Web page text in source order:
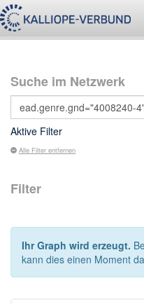
Suche im Netzwerk
Aktive Filter
Alle Filter entfernen
Filter
Ihr Graph wird erzeugt.
kann dies einen Moment